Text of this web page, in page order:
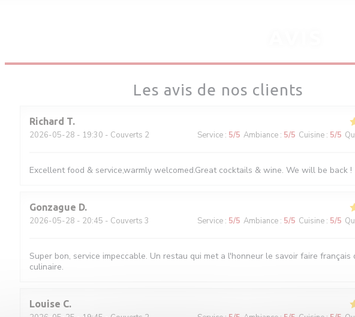
Les avis de nos clients
Richard T
2026-05-28 - 19:30 - Couverts 2 Service : 5/5 Ambiance : 5/5 Cuisine : 5/5
Excellent food & service,warmly welcomed.Great cocktails & wine. We will be back !
Gonzague D
2026-05-28 - 20:45 - Couverts 3 Service : 5/5 Ambiance : 5/5 Cuisine : 5/5
Super bon, service impeccable. Un restau qui met a l'honneur le savoir faire français
culinaire.
Louise C